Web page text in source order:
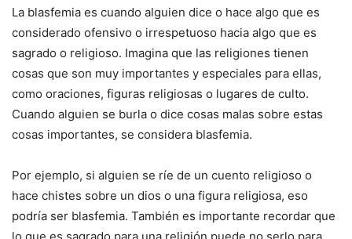
La blasfemia es cuando alguien dice o hace algo que es
considerado ofensivo o irrespetuoso hacia algo que es
sagrado o religioso. Imagina que las religiones tienen
cosas que son muy importantes y especiales para ellas,
como oraciones, figuras religiosas o lugares de culto.
Cuando alguien se burla o dice cosas malas sobre estas
cosas importantes, se considera blasfemia.
Por ejemplo, si alguien se ríe de un cuento religioso o
hace chistes sobre un dios o una figura religiosa, eso
podría ser blasfemia. También es importante recordar que